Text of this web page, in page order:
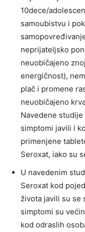
10dece/
samoubistvu i
neprijateljsko
neuobičajeno
energičnost),
plač i promene
neuobičajeno
Navedene
simptomi javili i
primenjene
Seroxat, iako su
U navedenim
Seroxat kod
života javili su se
simptomi su
kod odraslih